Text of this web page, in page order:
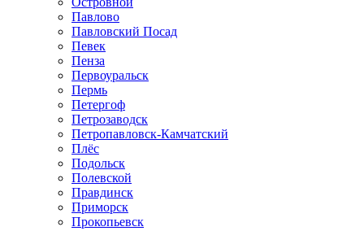
Павлово
Павловский Посад
Певек
Пенза
Первоуральск
Пермь
Петергоф
Петрозаводск
Петропавловск-Камчатский
Плёс
Подольск
Полевской
Правдинск
Приморск
Прокопьевск